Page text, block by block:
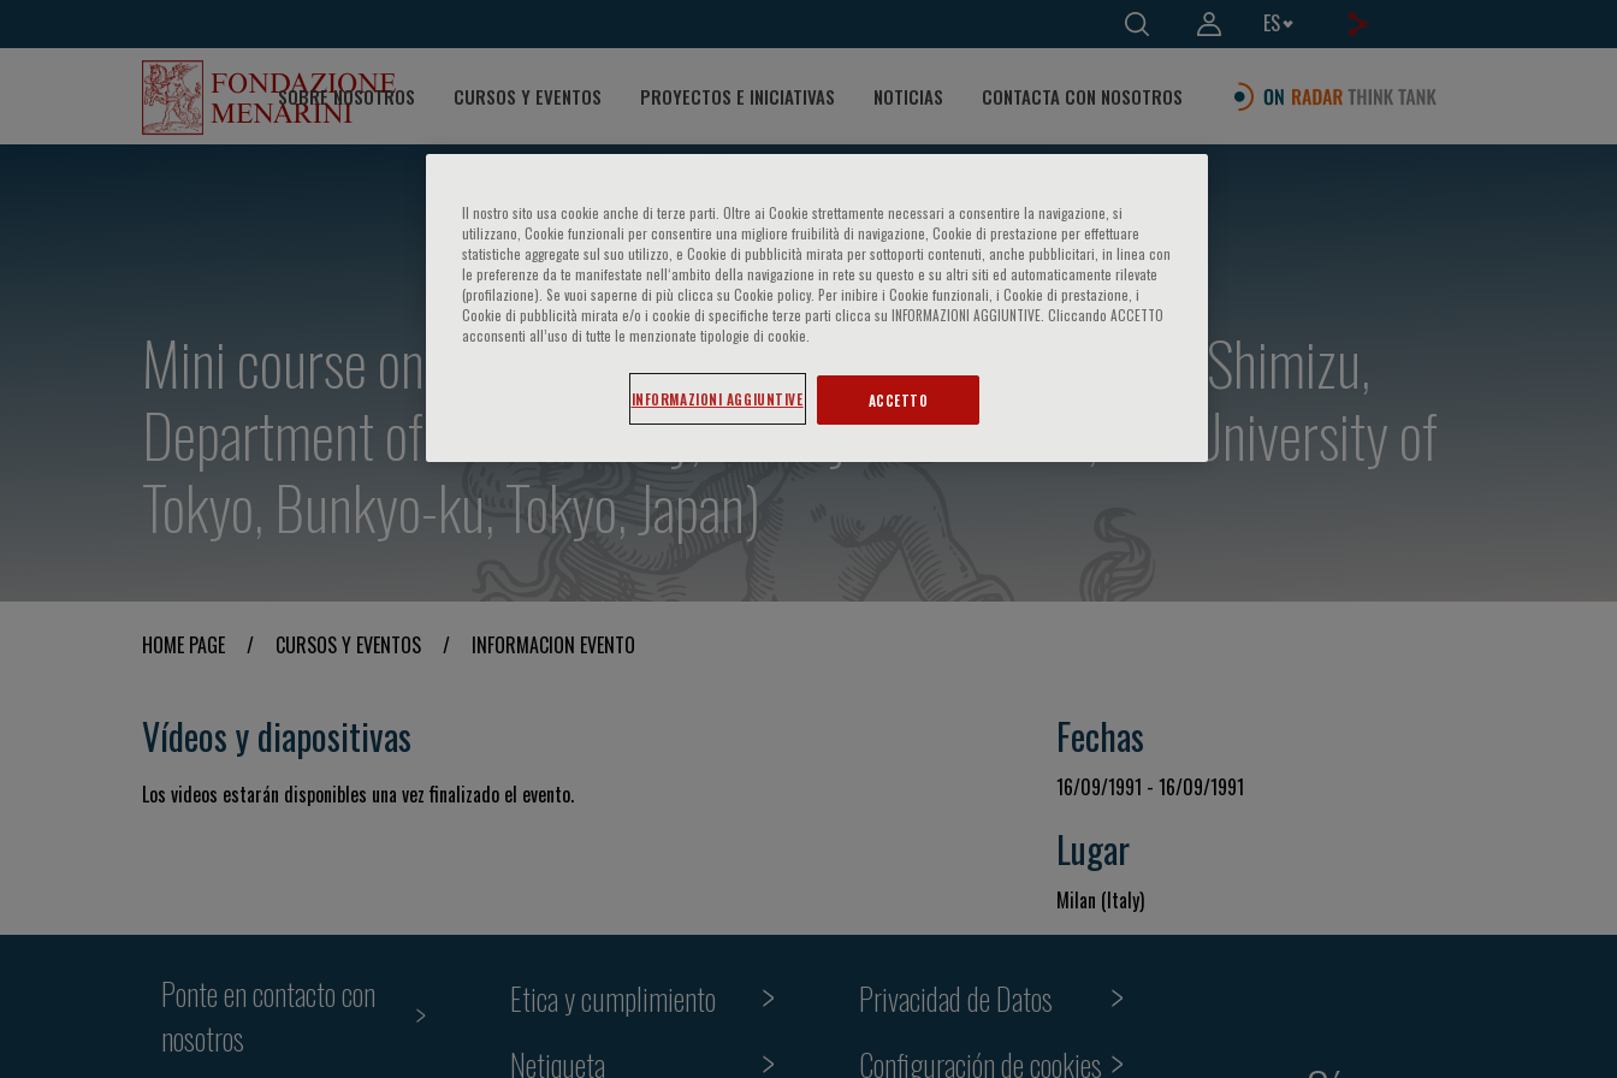
ES
SOBRE NOSOTROS CURSOS Y EVENTOS PROYECTOS E INICIATIVAS NOTICIAS CONTACTA CON NOSOTROS
Mini course on: Lipid mediators and receptors - Prof. T. Shimizu,
Department of Biochemistry, Faculty of Medicine, The University of
Tokyo, Bunkyo-ku, Tokyo, Japan)
HOME PAGE / CURSOS Y EVENTOS / INFORMACION EVENTO
Vídeos y diapositivas
Los videos estarán disponibles una vez finalizado el evento.
Fechas
16/09/1991 - 16/09/1991
Lugar
Milan (Italy)
Ponte en contacto con
nosotros
Etica y cumplimiento
Netiqueta
Privacidad de Datos
Configuración de cookies
Il nostro sito usa cookie anche di terze parti. Oltre ai Cookie strettamente necessari a consentire la navigazione, si
utilizzano, Cookie funzionali per consentire una migliore fruibilità di navigazione, Cookie di prestazione per effettuare
statistiche aggregate sul suo utilizzo, e Cookie di pubblicità mirata per sottoporti contenuti, anche pubblicitari, in linea con
le preferenze da te manifestate nell‘ambito della navigazione in rete su questo e su altri siti ed automaticamente rilevate
(profilazione). Se vuoi saperne di più clicca su Cookie policy. Per inibire i Cookie funzionali, i Cookie di prestazione, i
Cookie di pubblicità mirata e/o i cookie di specifiche terze parti clicca su INFORMAZIONI AGGIUNTIVE. Cliccando ACCETTO
acconsenti all’uso di tutte le menzionate tipologie di cookie.
INFORMAZIONI AGGIUNTIVE ACCETTO